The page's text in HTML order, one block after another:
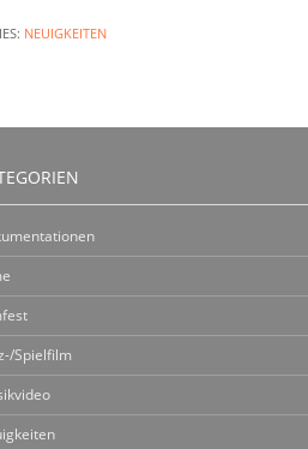
NEUIGKEITEN
Spielfilm